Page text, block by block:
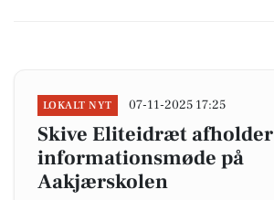
LOKALT NYT 07-11-2025 17:25
Skive Eliteidræt afholder
informationsmøde på
Aakjærskolen